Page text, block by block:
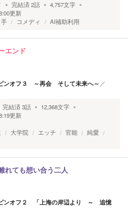
完結済2話 4,757文字
更新
手 コメディ AI補助利用
エンド
ンオフ３ ～再会 そして未来へ～ ／
完結済3話 12,368文字
更新
大学院 エッチ 官能
純愛
れても想い合う二人
ンオフ２ 「上海の岸辺より ～ 追憶